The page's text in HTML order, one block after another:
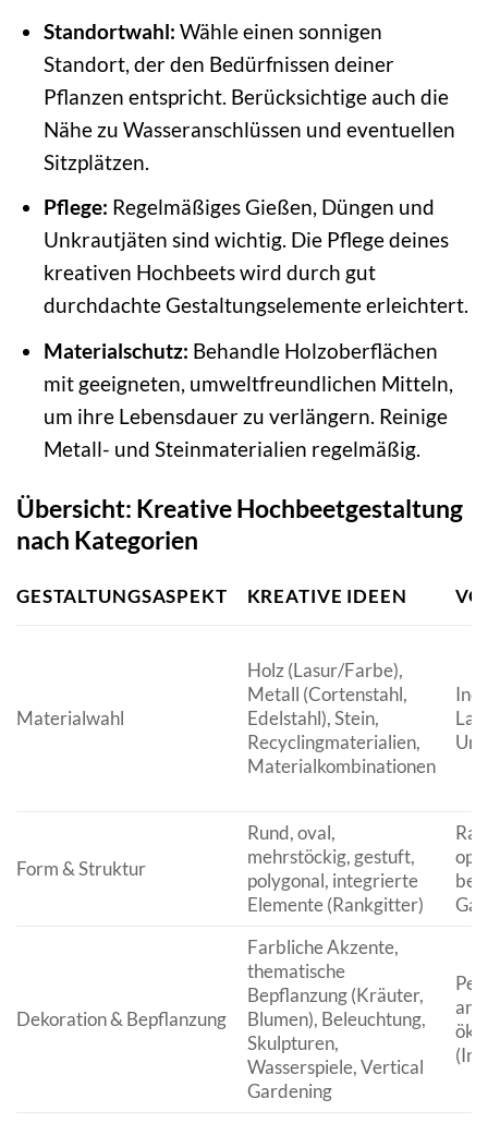
Standortwahl: Wähle einen sonnigen
Standort, der den Bedürfnissen deiner
Pflanzen entspricht. Berücksichtige auch die
Nähe zu Wasseranschlüssen und eventuellen
Sitzplätzen.
Pflege: Regelmäßiges Gießen, Düngen und
Unkrautjäten sind wichtig. Die Pflege deines
kreativen Hochbeets wird durch gut
durchdachte Gestaltungselemente erleichtert.
Materialschutz: Behandle Holzoberflächen
mit geeigneten, umweltfreundlichen Mitteln,
um ihre Lebensdauer zu verlängern. Reinige
Metall- und Steinmaterialien regelmäßig.
Übersicht: Kreative Hochbeetgestaltung
nach Kategorien
GESTALTUNGSASPEKT KREATIVE IDEEN
Materialwahl
Holz (Lasur/Farbe),
Metall (Cortenstahl,
Edelstahl), Stein,
Recyclingmaterialien,
Materialkombinationen
Form & Struktur
Rund, oval,
mehrstöckig, gestuft,
polygonal, integrierte
Elemente (Rankgitter)
Dekoration & Bepflanzung
Farbliche Akzente,
thematische
Bepflanzung (Kräuter,
Blumen), Beleuchtung,
Skulpturen,
Wasserspiele, Vertical
Gardening